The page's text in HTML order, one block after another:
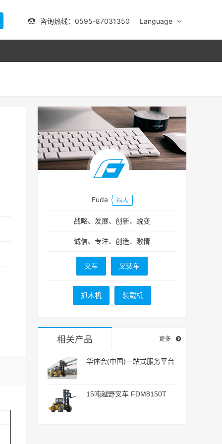
咨询热线：0595-87031350 Language
Fuda 福大
战略、发展、创新、蜕变
诚信、专注、创造、激情
叉车 叉装车
抓木机 装载机
相关产品 更多
华体会(中国)一站式服务平台
15吨越野叉车 FDM8150T